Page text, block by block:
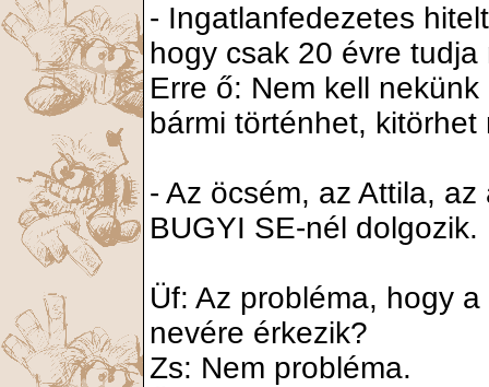
- Ingatlanfedezetes
hogy csak 20 évre
Erre ő: Nem kell
bármi történhet,
- Az öcsém, az Attila,
BUGYI SE-nél dolgozik.
Üf: Az probléma, hogy
nevére érkezik?
Zs: Nem probléma.